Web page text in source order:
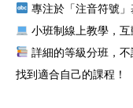
專注於「注音符號
小班制線上教學，
詳細的等級分班，
找到適合自己的課程！